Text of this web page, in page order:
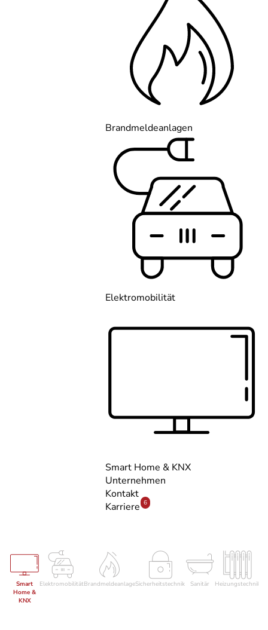
Brandmeldeanlagen
Elektromobilität
Smart Home & KNX
Unternehmen
Kontakt
6
Karriere
Smart
Home &
KNX
ElektromobilitätBrandmeldeanlageSicherheitstechnik Sanitär Heizungstechnik